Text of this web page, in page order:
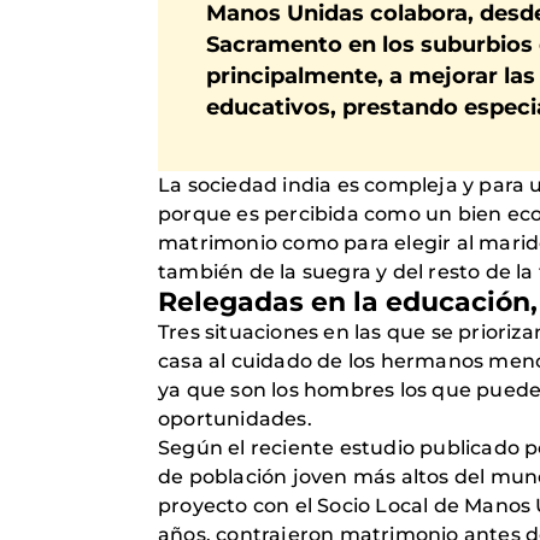
Manos Unidas colabora,
Sacramento en los
principalmente, a mejorar
educativos, prestando
La sociedad india es compleja y
porque es percibida como un bien
matrimonio como para elegir al
también de la suegra y del resto de la
Relegadas en la
Tres situaciones en las que se
casa al cuidado de los hermanos
ya que son los hombres los que
oportunidades.
Según el reciente estudio publicado
de población joven más altos del
proyecto con el Socio Local de
años, contrajeron matrimonio antes